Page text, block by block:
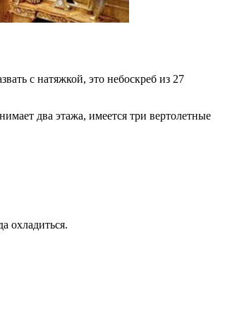
с натяжкой, это небоскреб из 27
два этажа, имеется три вертолетные
охладиться.